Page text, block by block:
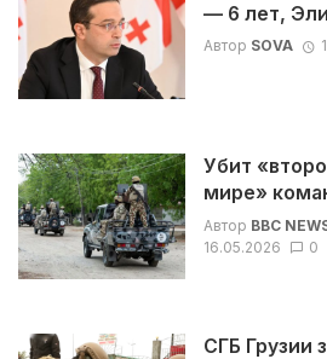
— 6 лет,
Автор SOVA
Убит
мире»
Автор BBC
16.05.2026
0
СГБ Грузии